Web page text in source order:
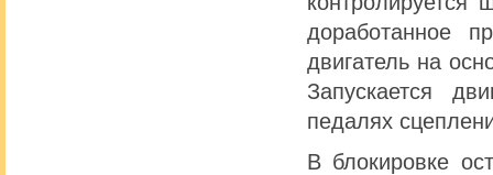
доработанное
двигатель на
Запускается
педалях
В блокировке